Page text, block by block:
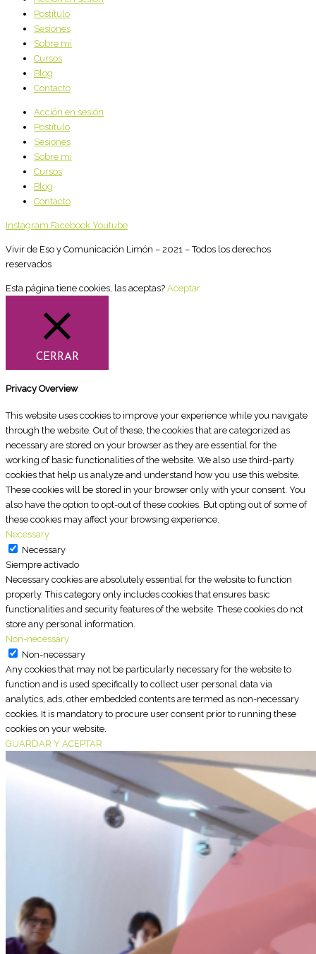
Postítulo
Sesiones
Sobre mí
Cursos
Blog
Contacto
Acción en sesión
Postítulo
Sesiones
Sobre mí
Cursos
Blog
Contacto
Instagram Facebook Youtube
Vivir de Eso y Comunicación Limón – 2021 – Todos los derechos
reservados
Esta página tiene cookies, las aceptas? Aceptar
CERRAR
Privacy Overview
This website uses cookies to improve your experience while you navigate
through the website. Out of these, the cookies that are categorized as
necessary are stored on your browser as they are essential for the
working of basic functionalities of the website. We also use third-party
cookies that help us analyze and understand how you use this website.
These cookies will be stored in your browser only with your consent. You
also have the option to opt-out of these cookies. But opting out of some of
these cookies may affect your browsing experience.
Necessary
Necessary
Siempre activado
Necessary cookies are absolutely essential for the website to function
properly. This category only includes cookies that ensures basic
functionalities and security features of the website. These cookies do not
store any personal information.
Non-necessary
Non-necessary
Any cookies that may not be particularly necessary for the website to
function and is used specifically to collect user personal data via
analytics, ads, other embedded contents are termed as non-necessary
cookies. It is mandatory to procure user consent prior to running these
cookies on your website.
GUARDAR Y ACEPTAR